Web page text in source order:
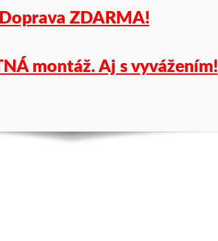
podľa
výberu
Doprava ZDARMA!
montáž. Aj s vyvážením!